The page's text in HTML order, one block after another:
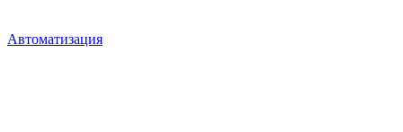
Автоматизация